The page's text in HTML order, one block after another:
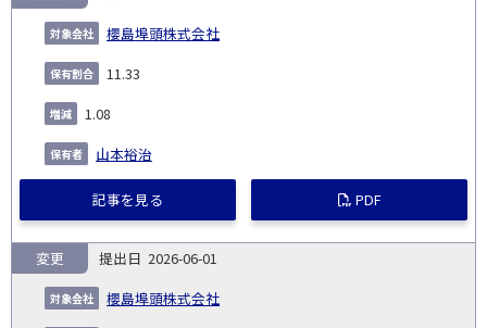
櫻島埠頭株式会社
11.33
1.08
山本裕治
記事を見る PDF
2026-06-01
櫻島埠頭株式会社
変更